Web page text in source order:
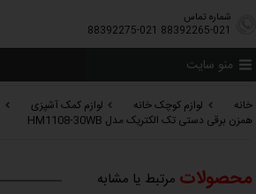
شماره تماس
88392265-021
88392275-021
منو سایت
خانه لوازم کوچک خانه لوازم کمک آشپزی
همزن برقی دستی تک الکتریک مدل HM1108-30WB
محصولات مرتبط یا مشابه